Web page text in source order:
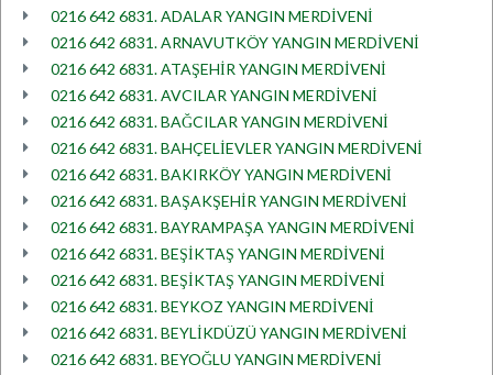
0216 642 6831. ADALAR YANGIN MERDİVENİ
0216 642 6831. ARNAVUTKÖY YANGIN MERDİVENİ
0216 642 6831. ATAŞEHİR YANGIN MERDİVENİ
0216 642 6831. AVCILAR YANGIN MERDİVENİ
0216 642 6831. BAĞCILAR YANGIN MERDİVENİ
0216 642 6831. BAHÇELİEVLER YANGIN MERDİVENİ
0216 642 6831. BAKIRKÖY YANGIN MERDİVENİ
0216 642 6831. BAŞAKŞEHİR YANGIN MERDİVENİ
0216 642 6831. BAYRAMPAŞA YANGIN MERDİVENİ
0216 642 6831. BEŞİKTAŞ YANGIN MERDİVENİ
0216 642 6831. BEŞİKTAŞ YANGIN MERDİVENİ
0216 642 6831. BEYKOZ YANGIN MERDİVENİ
0216 642 6831. BEYLİKDÜZÜ YANGIN MERDİVENİ
0216 642 6831. BEYOĞLU YANGIN MERDİVENİ